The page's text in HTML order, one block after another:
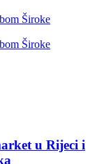
u Rijeci i